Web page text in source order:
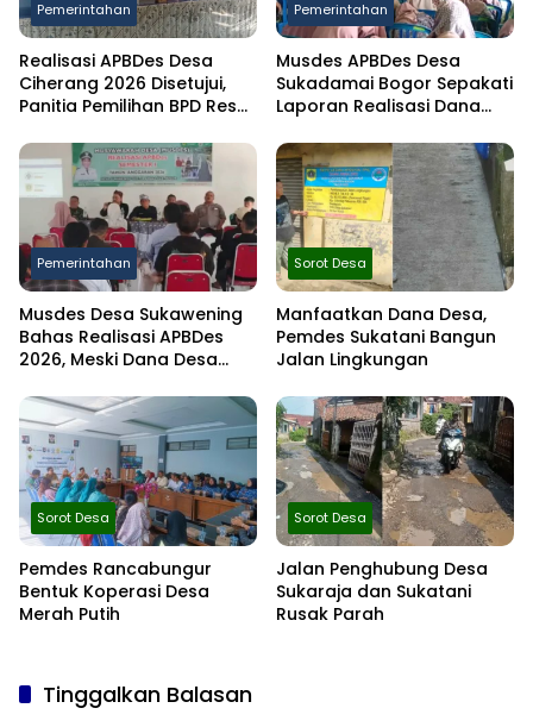
Pemerintahan
Realisasi APBDes Desa
Ciherang 2026 Disetujui,
Panitia Pemilihan BPD Resmi
Pemerintahan
Musdes APBDes Desa
Sukadamai Bogor Sepakati
Laporan Realisasi Dana
Pemerintahan
Musdes Desa Sukawening
Bahas Realisasi APBDes
2026, Meski Dana Desa
Tetap Dibangun
Sorot Desa
Manfaatkan Dana Desa,
Pemdes Sukatani Bangun
Jalan Lingkungan
Sorot Desa
Pemdes Rancabungur
Bentuk Koperasi Desa
Merah Putih
Sorot Desa
Jalan Penghubung Desa
Sukaraja dan Sukatani
Rusak Parah
Tinggalkan Balasan